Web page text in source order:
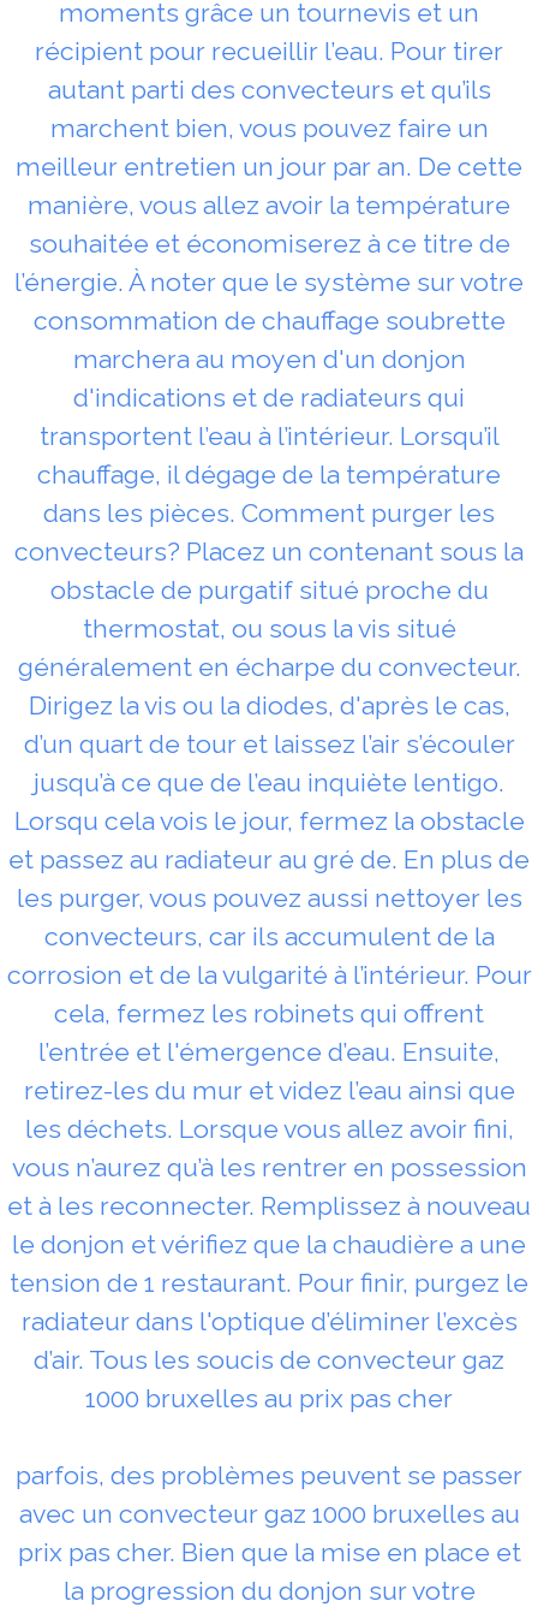
moments grâce un tournevis et un
récipient pour recueillir l’eau. Pour tirer
autant parti des convecteurs et qu’ils
marchent bien, vous pouvez faire un
meilleur entretien un jour par an. De cette
manière, vous allez avoir la température
souhaitée et économiserez à ce titre de
l’énergie. À noter que le système sur votre
consommation de chauffage soubrette
marchera au moyen d'un donjon
d'indications et de radiateurs qui
transportent l’eau à l’intérieur. Lorsqu’il
chauffage, il dégage de la température
dans les pièces. Comment purger les
convecteurs? Placez un contenant sous la
obstacle de purgatif situé proche du
thermostat, ou sous la vis situé
généralement en écharpe du convecteur.
Dirigez la vis ou la diodes, d'après le cas,
d’un quart de tour et laissez l’air s’écouler
jusqu’à ce que de l’eau inquiète lentigo.
Lorsqu cela vois le jour, fermez la obstacle
et passez au radiateur au gré de. En plus de
les purger, vous pouvez aussi nettoyer les
convecteurs, car ils accumulent de la
corrosion et de la vulgarité à l’intérieur. Pour
cela, fermez les robinets qui offrent
l’entrée et l'émergence d’eau. Ensuite,
retirez-les du mur et videz l’eau ainsi que
les déchets. Lorsque vous allez avoir fini,
vous n’aurez qu’à les rentrer en possession
et à les reconnecter. Remplissez à nouveau
le donjon et vérifiez que la chaudière a une
tension de 1 restaurant. Pour finir, purgez le
radiateur dans l'optique d’éliminer l’excès
d’air. Tous les soucis de convecteur gaz
1000 bruxelles au prix pas cher
parfois, des problèmes peuvent se passer
avec un convecteur gaz 1000 bruxelles au
prix pas cher. Bien que la mise en place et
la progression du donjon sur votre